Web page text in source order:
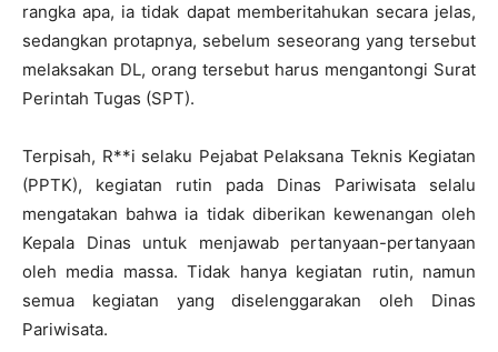
rangka apa, ia tidak dapat memberitahukan secara jelas,
sedangkan protapnya, sebelum seseorang yang tersebut
melaksakan DL, orang tersebut harus mengantongi Surat
Perintah Tugas (SPT).
Terpisah, R**i selaku Pejabat Pelaksana Teknis Kegiatan
(PPTK), kegiatan rutin pada Dinas Pariwisata selalu
mengatakan bahwa ia tidak diberikan kewenangan oleh
Kepala Dinas untuk menjawab pertanyaan-pertanyaan
oleh media massa. Tidak hanya kegiatan rutin, namun
semua kegiatan yang diselenggarakan oleh Dinas
Pariwisata.